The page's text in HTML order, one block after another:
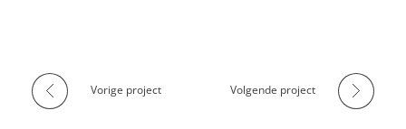
Vorige project Volgende project